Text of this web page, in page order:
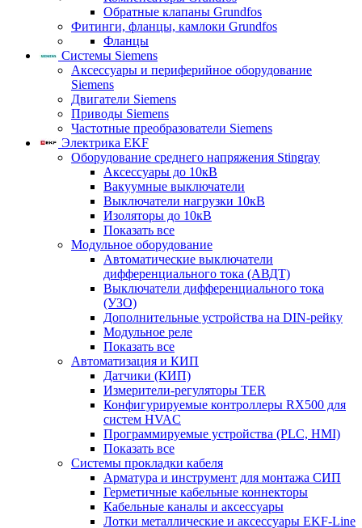
Обратные клапаны Grundfos
Фитинги, фланцы, камлоки Grundfos
Фланцы
Системы Siemens
Аксессуары и периферийное оборудование
Siemens
Двигатели Siemens
Приводы Siemens
Частотные преобразователи Siemens
Электрика EKF
Оборудование среднего напряжения Stingray
Аксессуары до 10кВ
Вакуумные выключатели
Выключатели нагрузки 10кВ
Изоляторы до 10кВ
Показать все
Модульное оборудование
Автоматические выключатели
дифференциального тока (АВДТ)
Выключатели дифференциального тока
(УЗО)
Дополнительные устройства на DIN-рейку
Модульное реле
Показать все
Автоматизация и КИП
Датчики (КИП)
Измерители-регуляторы TER
Конфигурируемые контроллеры RX500 для
систем HVAC
Программируемые устройства (PLC, HMI)
Показать все
Системы прокладки кабеля
Арматура и инструмент для монтажа СИП
Герметичные кабельные коннекторы
Кабельные каналы и аксессуары
Лотки металлические и аксессуары EKF-Line